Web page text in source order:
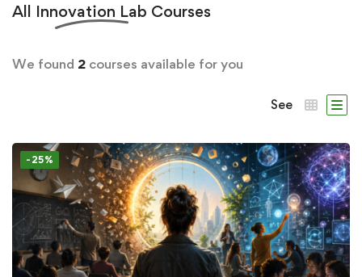
All Innovation Lab Courses
We found 2 courses available for you
See
-25%